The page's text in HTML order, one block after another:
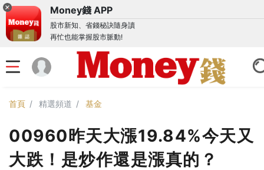
Money錢 APP
股市新知、省錢秘訣隨身讀
再忙也能掌握股市脈動!
首頁 精選頻道 基金
00960昨天大漲19.84%今天又
大跌！是炒作還是漲真的？